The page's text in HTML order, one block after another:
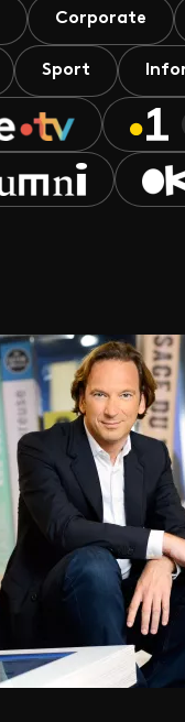
Corporate
Sport